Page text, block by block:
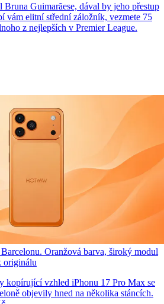
Guimarãese, dával by jeho přestup
vám elitní střední záložník, vezmete 75
z nejlepších v Premier League.
Oranžová barva, široký modul
originálu
kopírující vzhled iPhonu 17 Pro Max se
objevily hned na několika stáncích.